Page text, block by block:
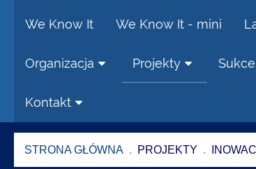
We Know It We Know It - mini
Organizacja Projekty
Kontakt
STRONA GŁÓWNA . PROJEKTY .